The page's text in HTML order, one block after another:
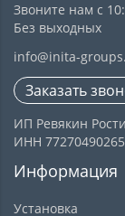
Звоните нам с
Без выходных
info@inita-
Заказать
ИП Ревякин
ИНН
Информация
Установка